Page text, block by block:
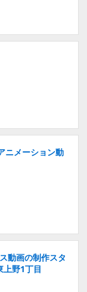
ニメーション動
動画の制作スタ
野1丁目